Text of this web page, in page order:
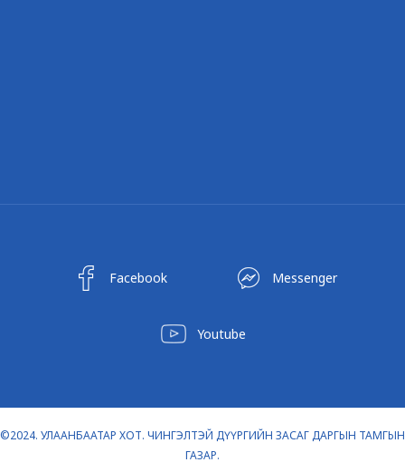
Facebook Messenger
Youtube
©2024. УЛААНБААТАР ХОТ. ЧИНГЭЛТЭЙ ДҮҮРГИЙН ЗАСАГ ДАРГЫН ТАМГЫН
ГАЗАР.